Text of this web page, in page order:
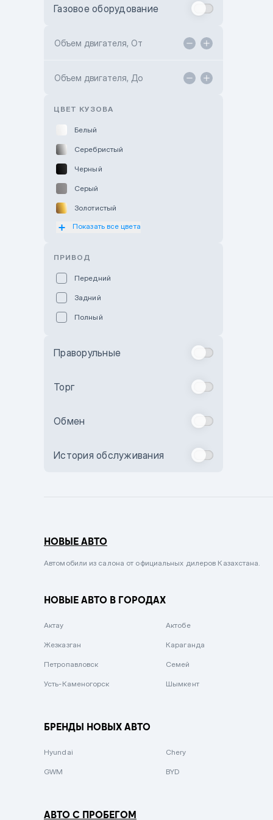
Toyota Kokshetau
Hyundai ShymCity
Газовое оборудование
Объем двигателя, От
Объем двигателя, До
ЦВЕТ КУЗОВА
Белый
Серебристый
Черный
Серый
Золотистый
Оранжевый
Бежевый
Комбинированный
Сиреневый металлик
Вишневый
Зеленый металлик
Показать все цвета
ПРИВОД
Передний
Задний
Полный
Праворульные
Торг
Обмен
История обслуживания
НОВЫЕ АВТО
Автомобили из салона от официальных дилеров Казахстана.
НОВЫЕ АВТО В ГОРОДАХ
Актау Актобе
Жезказган Караганда
Петропавловск Семей
Усть-Каменогорск Шымкент
БРЕНДЫ НОВЫХ АВТО
Hyundai Chery
GWM BYD
АВТО С ПРОБЕГОМ